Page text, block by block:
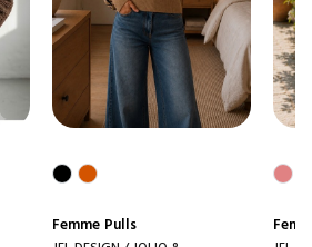
Femme Pulls